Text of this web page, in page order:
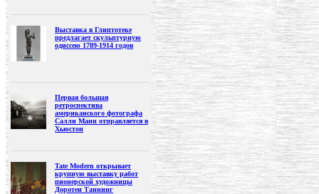
Выставка в Глиптотеке
предлагает скульптурную
одиссею 1789-1914 годов
Первая большая
ретроспектива
американского фотографа
Салли Манн отправляется в
Хьюстон
Tate Modern открывает
крупную выставку работ
пионерской художницы
Доротеи Таннинг